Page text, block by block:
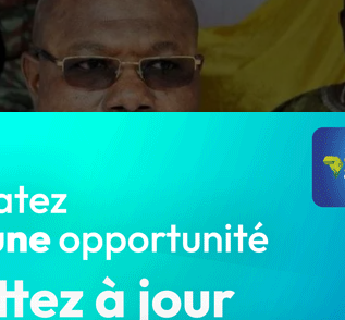
Désiré Vodonou risque 07 ans de
et 300 millions francs CFA
et de…